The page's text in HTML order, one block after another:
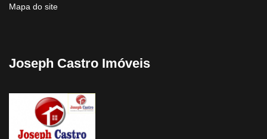
Mapa do site
Joseph Castro Imóveis